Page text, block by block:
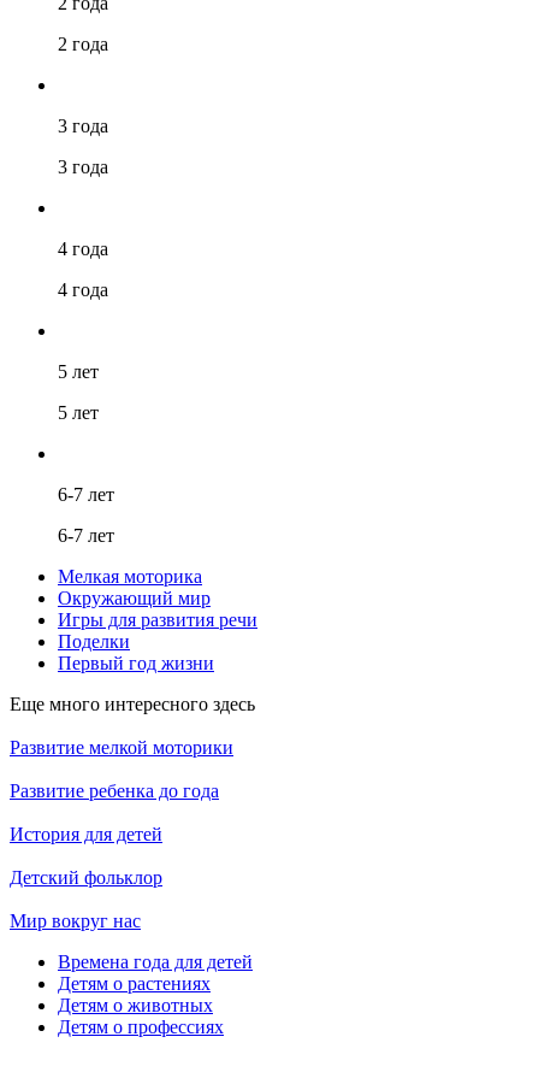
2 года
3 года
3 года
4 года
4 года
5 лет
5 лет
6-7 лет
6-7 лет
Мелкая моторика
Окружающий мир
Игры для развития речи
Поделки
Первый год жизни
Еще много интересного здесь
Развитие мелкой моторики
Развитие ребенка до года
История для детей
Детский фольклор
Мир вокруг нас
Времена года для детей
Детям о растениях
Детям о животных
Детям о профессиях